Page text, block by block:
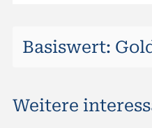
Basiswert:
ISIN
Weitere